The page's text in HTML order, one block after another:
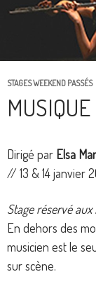
STAGES WEEKEND PASSÉS
Dirigé par Elsa
// 13 & 14 janvier
Stage réservé
En dehors des
musicien est le
sur scène.